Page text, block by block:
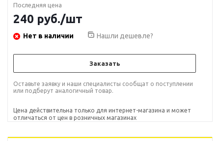
Последняя цена
240 руб./шт
Нет в наличии Нашли дешевле?
Заказать
Оставьте заявку и наши специалисты сообщат о поступлении
или подберут аналогичный товар.
Цена действительна только для интернет-магазина и может
отличаться от цен в розничных магазинах